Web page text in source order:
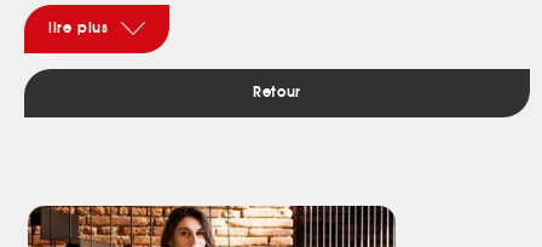
lire plus
Retour